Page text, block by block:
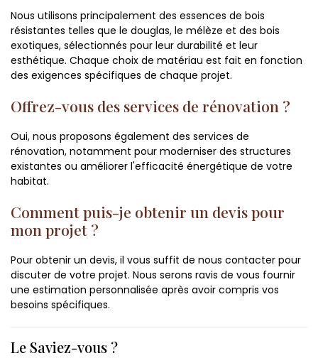
Nous utilisons principalement des essences de bois
résistantes telles que le douglas, le mélèze et des bois
exotiques, sélectionnés pour leur durabilité et leur
esthétique. Chaque choix de matériau est fait en fonction
des exigences spécifiques de chaque projet.
Offrez-vous des services de rénovation ?
Oui, nous proposons également des services de
rénovation, notamment pour moderniser des structures
existantes ou améliorer l'efficacité énergétique de votre
habitat.
Comment puis-je obtenir un devis pour
mon projet ?
Pour obtenir un devis, il vous suffit de nous contacter pour
discuter de votre projet. Nous serons ravis de vous fournir
une estimation personnalisée après avoir compris vos
besoins spécifiques.
Le Saviez-vous ?